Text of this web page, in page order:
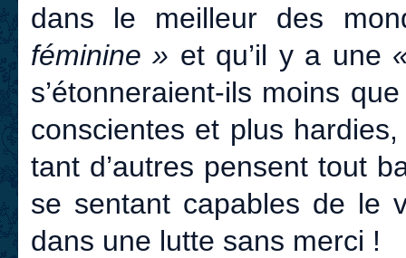
dans le meilleur des
féminine » et qu’il y a une
s’étonneraient-ils moins
conscientes et plus
tant d’autres pensent tout
se sentant capables de le
dans une lutte sans merci !